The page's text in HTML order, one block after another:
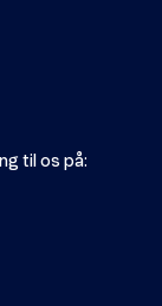
til os på: